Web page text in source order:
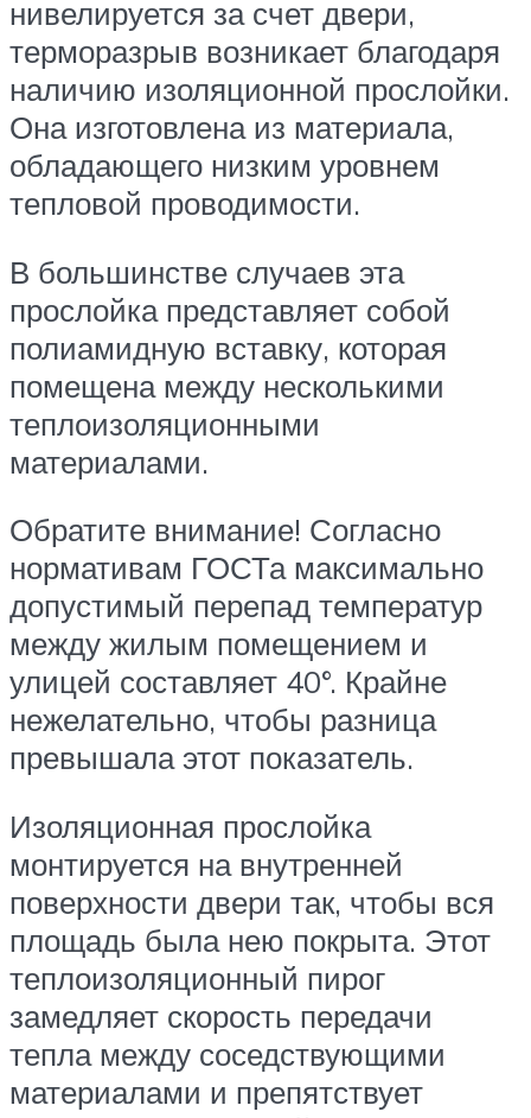
нивелируется за счет двери,
терморазрыв возникает благодаря
наличию изоляционной прослойки.
Она изготовлена из материала,
обладающего низким уровнем
тепловой проводимости.
В большинстве случаев эта
прослойка представляет собой
полиамидную вставку, которая
помещена между несколькими
теплоизоляционными
материалами.
Обратите внимание! Согласно
нормативам ГОСТа максимально
допустимый перепад температур
между жилым помещением и
улицей составляет 40°. Крайне
нежелательно, чтобы разница
превышала этот показатель.
Изоляционная прослойка
монтируется на внутренней
поверхности двери так, чтобы вся
площадь была нею покрыта. Этот
теплоизоляционный пирог
замедляет скорость передачи
тепла между соседствующими
материалами и препятствует